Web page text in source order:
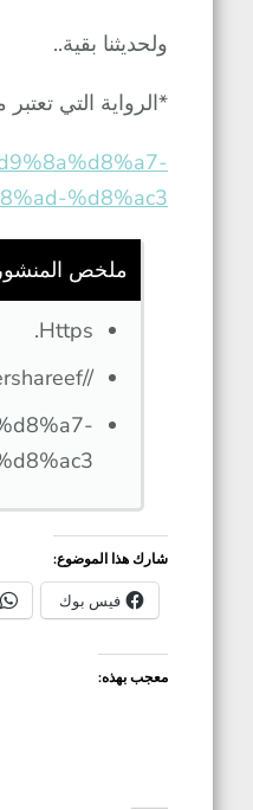
ولحديثنا بقية..
*الرواية التي
%d8%ac3/
ملخص المنشور
Https.
//mastershareef.
.
شارك هذا الموضوع:
فيس بوك
معجب بهذه: